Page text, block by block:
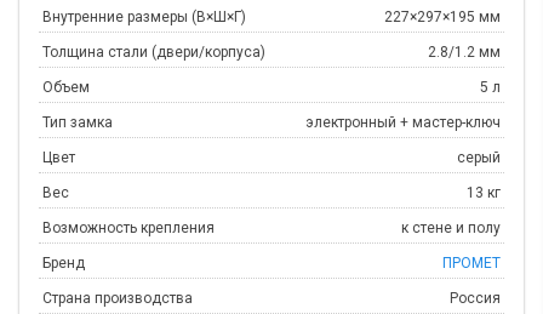
Внутренние размеры (В×Ш×Г) 227×297×195 мм
Толщина стали (двери/корпуса) 2.8/1.2 мм
Объем 5 л
Тип замка электронный + мастер-ключ
Цвет серый
Вес 13 кг
Возможность крепления к стене и полу
Бренд ПРОМЕТ
Страна производства Россия